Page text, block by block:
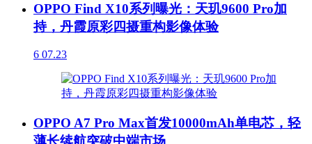
OPPO Find X10系列曝光：天玑9600 Pro加
持，丹霞原彩四摄重构影像体验
6 07.23
OPPO A7 Pro Max首发10000mAh单电芯，轻
薄长续航突破中端市场